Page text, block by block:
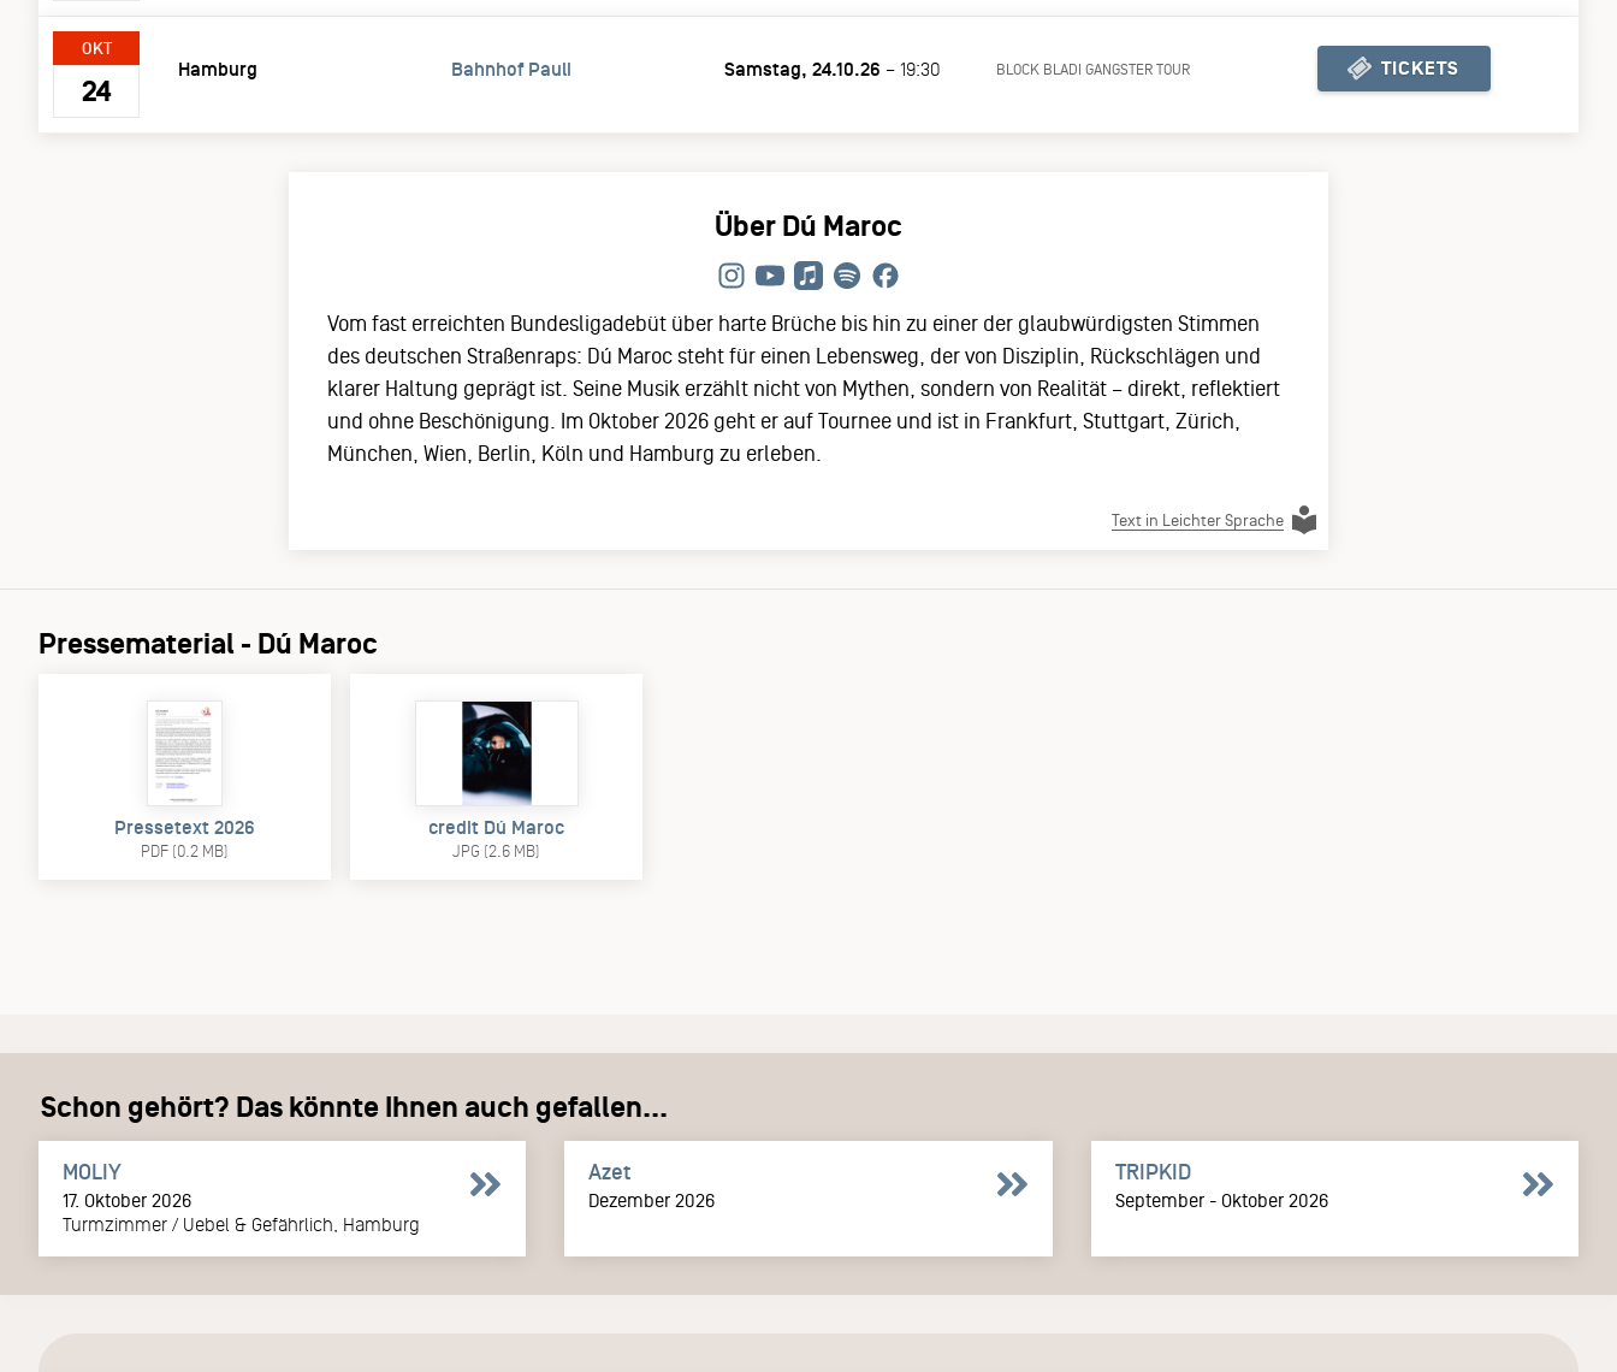
OKT
24
Hamburg Bahnhof Pauli Samstag, 24.10.26 – 19:30 BLOCK BLADI GANGSTER TOUR TICKETS
Über Dú Maroc
Vom fast erreichten Bundesligadebüt über harte Brüche bis hin zu einer der glaubwürdigsten Stimmen
des deutschen Straßenraps: Dú Maroc steht für einen Lebensweg, der von Disziplin, Rückschlägen und
klarer Haltung geprägt ist. Seine Musik erzählt nicht von Mythen, sondern von Realität – direkt, reflektiert
und ohne Beschönigung. Im Oktober 2026 geht er auf Tournee und ist in Frankfurt, Stuttgart, Zürich,
München, Wien, Berlin, Köln und Hamburg zu erleben.
Text in Leichter Sprache
Pressematerial - Dú Maroc
Pressetext 2026
PDF (0.2 MB)
credit Dú Maroc
JPG (2.6 MB)
Schon gehört? Das könnte Ihnen auch gefallen...
MOLIY
17. Oktober 2026
Turmzimmer / Uebel & Gefährlich, Hamburg
Azet
Dezember 2026
TRIPKID
September - Oktober 2026